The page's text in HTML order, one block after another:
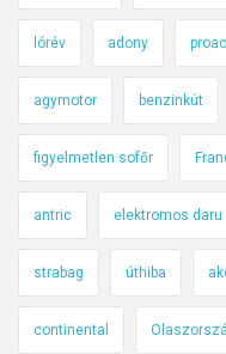
lórév adony
agymotor benzinkút
figyelmetlen sofőr
antric elektromos daru
strabag úthiba
continental